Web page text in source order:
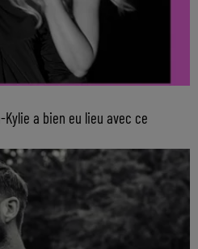
Kylie a bien eu lieu avec ce